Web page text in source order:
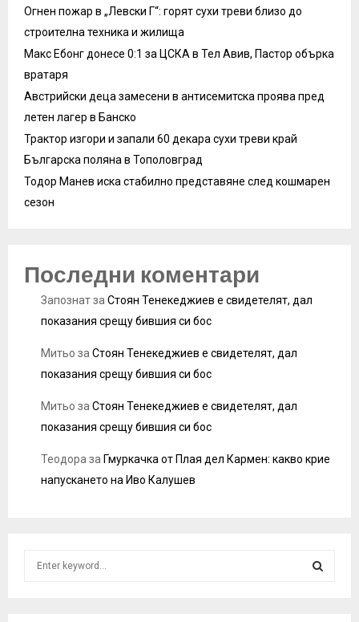
Огнен пожар в „Левски Г“: горят сухи треви близо до
строителна техника и жилища
Макс Ебонг донесе 0:1 за ЦСКА в Тел Авив, Пастор обърка
вратаря
Австрийски деца замесени в антисемитска проява пред
летен лагер в Банско
Трактор изгори и запали 60 декара сухи треви край
Българска поляна в Тополовград
Тодор Манев иска стабилно представяне след кошмарен
сезон
Последни коментари
Запознатза Стоян Тенекеджиев е свидетелят, дал
показания срещу бившия си бос
Митьо за Стоян Тенекеджиев е свидетелят, дал
показания срещу бившия си бос
Митьо за Стоян Тенекеджиев е свидетелят, дал
показания срещу бившия си бос
Теодора за Гмуркачка от Плая дел Кармен: какво крие
напускането на Иво Калушев